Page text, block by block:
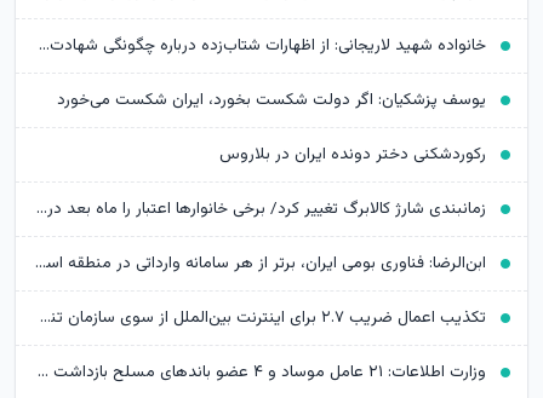
خانواده شهید لاریجانی: از اظهارات شتاب‌زده درباره چگونگی شهادت اجتناب کنید
یوسف پزشکیان: اگر دولت شکست بخورد، ایران شکست می‌خورد
رکوردشکنی دختر دونده ایران در بلاروس
زمانبندی شارژ کالابرگ تغییر کرد/ برخی خانوارها اعتبار را ماه بعد دریافت می‌کنند
ابن‌الرضا: فناوری بومی ایران، برتر از هر سامانه وارداتی در منطقه است
تکذیب اعمال ضریب ۲.۷ برای اینترنت بین‌الملل از سوی سازمان تنظیم مقررات
وزارت اطلاعات: ۲۱ عامل موساد و ۴ عضو باندهای مسلح بازداشت شدند